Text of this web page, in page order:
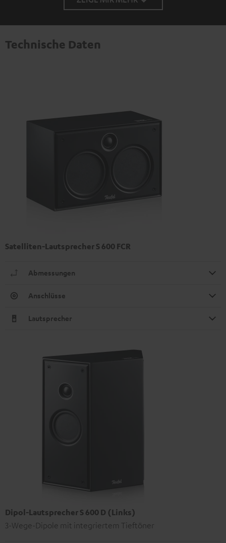
Technische Daten
Satelliten-Lautsprecher S 600 FCR
Abmessungen
Anschlüsse
Lautsprecher
Dipol-Lautsprecher S 600 D (Links)
3-Wege-Dipole mit integriertem Tieftöner